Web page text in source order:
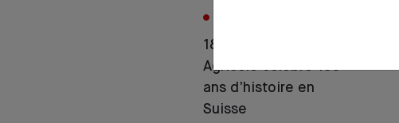
1876–2026 : Crédit
Agricole célèbre 150
ans d’histoire en
Suisse